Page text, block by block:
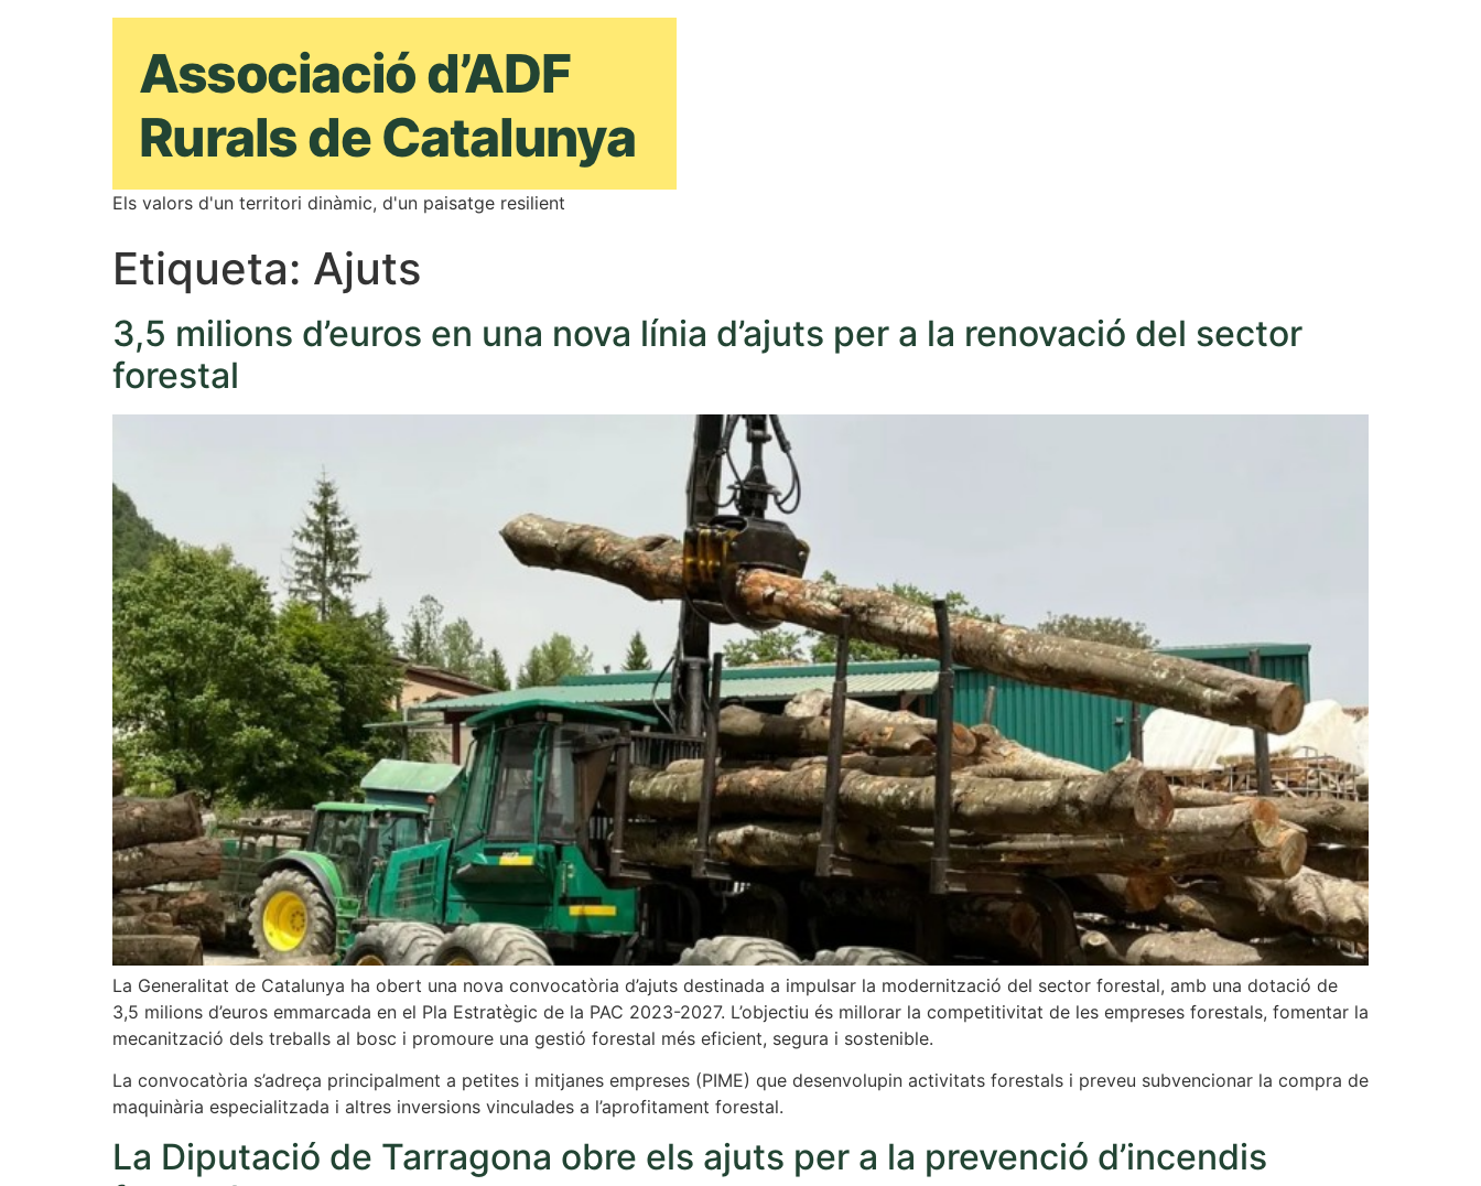
Els valors d'un territori dinàmic, d'un paisatge resilient
Etiqueta: Ajuts
3,5 milions d’euros en una nova línia d’ajuts per a la renovació del sector
forestal
La Generalitat de Catalunya ha obert una nova convocatòria d’ajuts destinada a impulsar la modernització del sector forestal, amb una dotació de
3,5 milions d’euros emmarcada en el Pla Estratègic de la PAC 2023-2027. L’objectiu és millorar la competitivitat de les empreses forestals, fomentar la
mecanització dels treballs al bosc i promoure una gestió forestal més eficient, segura i sostenible.
La convocatòria s’adreça principalment a petites i mitjanes empreses (PIME) que desenvolupin activitats forestals i preveu subvencionar la compra de
maquinària especialitzada i altres inversions vinculades a l’aprofitament forestal.
La Diputació de Tarragona obre els ajuts per a la prevenció d’incendis